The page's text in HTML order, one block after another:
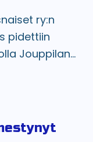
ry:n
pidettiin
Jouppilan...